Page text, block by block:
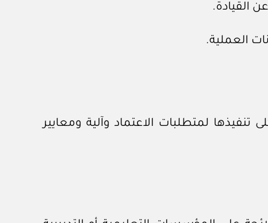
القيادة.
العملية.
لمتطلبات الاعتماد وآلية ومعايير